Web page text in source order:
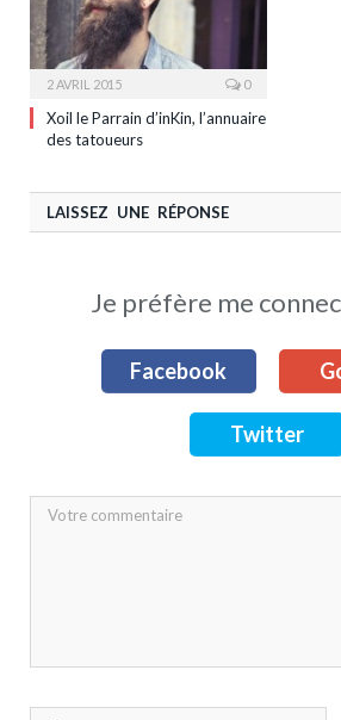
2 AVRIL 2015 0
Xoil le Parrain d’inKin, l’annuaire
des tatoueurs
LAISSEZ UNE RÉPONSE
Je préfère me
Facebook
Twitter